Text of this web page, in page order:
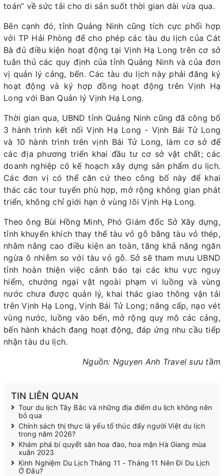
toán” về sức tải cho di sản suốt thời gian dài vừa qua.
Bên cạnh đó, tỉnh Quảng Ninh cũng tích cực phối hợp
với TP Hải Phòng để cho phép các tàu du lịch của Cát
Bà đủ điều kiện hoạt động tại Vịnh Hạ Long trên cơ sở
tuân thủ các quy định của tỉnh Quảng Ninh và của đơn
vị quản lý cảng, bến. Các tàu du lịch này phải đăng ký
hoạt động và ký hợp đồng hoạt động trên Vịnh Hạ
Long với Ban Quản lý Vịnh Hạ Long.
Thời gian qua, UBND tỉnh Quảng Ninh cũng đã công bố
3 hành trình kết nối Vịnh Hạ Long - Vịnh Bái Tử Long
và 10 hành trình trên vịnh Bái Tử Long, làm cơ sở để
các địa phương triển khai đầu tư cơ sở vật chất; các
doanh nghiệp có kế hoạch xây dựng sản phẩm du lịch.
Các đơn vị có thể căn cứ theo công bố này để khai
thác các tour tuyến phù hợp, mở rộng không gian phát
triển, không chỉ giới hạn ở vùng lõi Vịnh Hạ Long.
Theo ông Bùi Hồng Minh, Phó Giám đốc Sở Xây dựng,
tỉnh khuyến khích thay thế tàu vỏ gỗ bằng tàu vỏ thép,
nhằm nâng cao điều kiện an toàn, tăng khả năng ngăn
ngừa ô nhiễm so với tàu vỏ gỗ. Sở sẽ tham mưu UBND
tỉnh hoàn thiện việc cảnh báo tại các khu vực nguy
hiểm, chướng ngại vật ngoài phạm vi luồng và vùng
nước chưa được quản lý, khai thác giao thông vận tải
trên Vịnh Hạ Long, Vịnh Bái Tử Long; nâng cấp, nạo vét
vùng nước, luồng vào bến, mở rộng quy mô các cảng,
bến hành khách đang hoạt động, đáp ứng nhu cầu tiếp
nhận tàu du lịch.
Nguồn: Nguyen Anh Travel sưu tầm
TIN LIÊN QUAN
Tour du lịch Tây Bắc và những địa điểm du lịch không nên
bỏ qua
Chính sách thị thực là yếu tố thúc đẩy người Việt du lịch
trong năm 2026?
Khám phá bí quyết săn hoa đào, hoa mận Hà Giang mùa
xuân 2023
Kinh Nghiệm Du Lịch Tháng 11 - Tháng 11 Nên Đi Du Lịch
Ở Đâu?